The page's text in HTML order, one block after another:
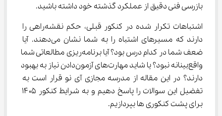
بازرسی فنی دقیق از عملکرد گذشته خود داشته باشید.
اشتباهات تکرار شده در کنکور قبلی، حکم نقشه‌راهی را
دارند که مسیرهای اشتباه را به شما نشان می‌دهند. آیا
ضعف شما در کدام درس بود؟ آیا برنامه‌ریزی مطالعاتی شما
واقع‌بینانه نبود؟ یا شاید مهارت‌های آزمون‌دادن نیاز به بهبود
دارند؟ در این مقاله از مدرسه مجازی آی نو قرار است به
برای پشت کنکوری ها بپردازیم.